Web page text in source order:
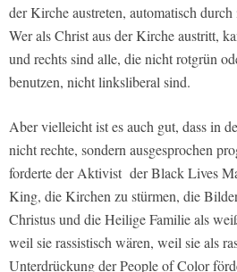
der Kirche austreten, automatisch
Wer als Christ aus der Kirche austritt,
und rechts sind alle, die nicht rotgrün
benutzen, nicht linksliberal sind.
Aber vielleicht ist es auch gut, dass in
nicht rechte, sondern ausgesprochen
forderte der Aktivist der Black Lives
King, die Kirchen zu stürmen, die
Christus und die Heilige Familie als
weil sie rassistisch wären, weil sie als
Unterdrückung der People of Color